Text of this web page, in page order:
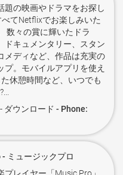
題の映画やドラマをお探し
べてNetflixでお楽しみいた
数々の賞に輝いたドラ
ドキュメンタリー、スタン
メディなど、作品は充実の
プ。モバイルアプリを使え
休憩時間など、いつでも
ダウンロード - Phone:
ミュージックプロ